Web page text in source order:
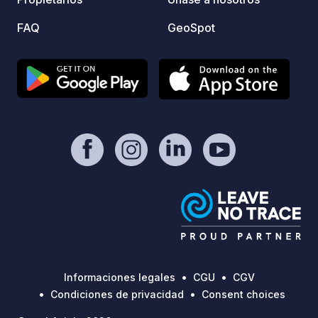
FAQ
GeoSpot
Informaciones legales CGU
CGV
Condiciones de privacidad
Consent choices